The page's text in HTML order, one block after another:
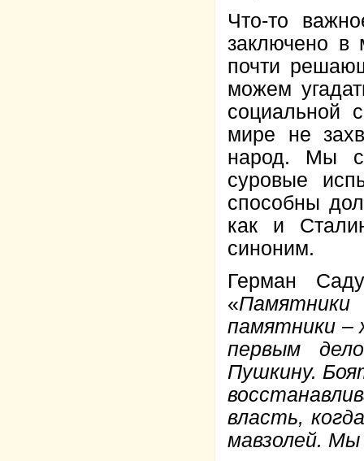
Что-то
заключено в
почти
можем
социальной
мире не
народ. Мы
суровые
способны
как и
синоним.
Герман
«
памятники –
первым
Пушкину.
власть,
мавзолей.